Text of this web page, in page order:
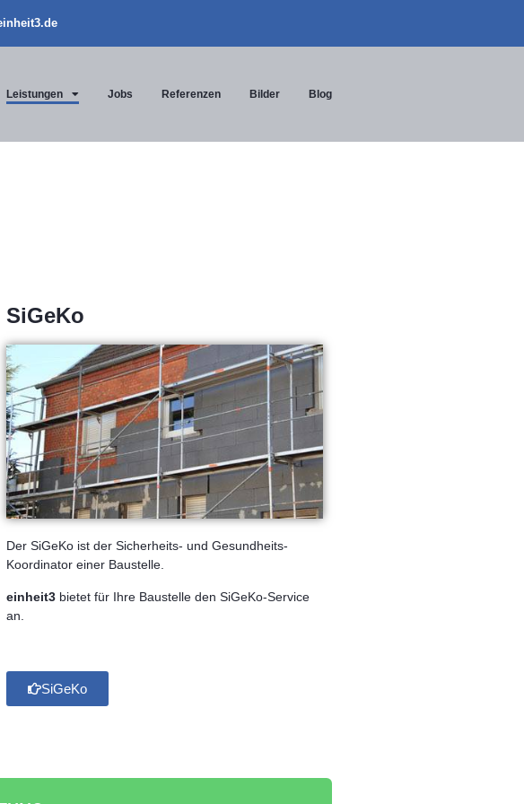
Leistungen Jobs Referenzen Bilder Blog
SiGeKo
Der SiGeKo ist der Sicherheits- und Gesundheits-
Koordinator einer Baustelle.
einheit3bietet für Ihre Baustelle den SiGeKo-Service
an.
SiGeKo